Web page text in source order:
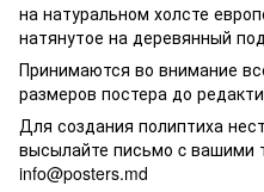
на натуральном холсте
натянутое на деревянный
Принимаются во внимание
размеров постера до
Для создания полиптиха
высылайте письмо c вашими
info@posters.md